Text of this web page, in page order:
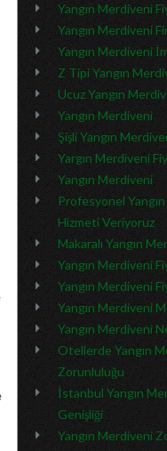
Yangın Merdiveni
Yangın Merdiveni
Yangın Merdiveni
Z Tipi Yangın
Ucuz Yangın
Yangın Merdiveni
Şişli Yangın
Yargın Merdiveni
Yangın Merdiveni
Profesyonel
Hizmeti Veriyoruz
Makaralı Yangın
Yangın Merdiveni
Yangın Merdiveni
Yangın Merdiveni
Yangın Merdiveni
Otellerde Yangın
Zorunluluğu
İstanbul Yangın
Genişliği
Yangın Merdiveni